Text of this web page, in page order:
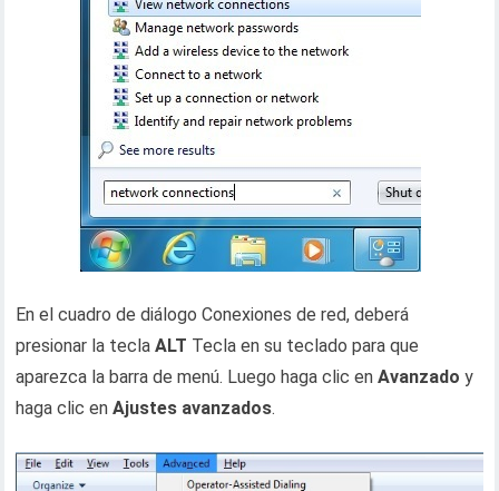
En el cuadro de diálogo Conexiones de red, deberá
presionar la teclaALT Tecla en su teclado para que
aparezca la barra de menú. Luego haga clic enAvanzado y
haga clic enAjustes avanzados.